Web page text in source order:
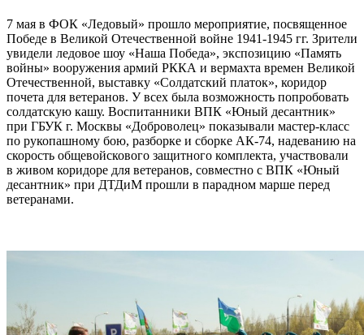
7 мая в ФОК «Ледовый» прошло мероприятие, посвященное
Победе в Великой Отечественной войне 1941-1945 гг. Зрители
увидели ледовое шоу «Наша Победа», экспозицию «Память
войны» вооружения армий РККА и вермахта времен Великой
Отечественной, выставку «Солдатский платок», коридор
почета для ветеранов. У всех была возможность попробовать
солдатскую кашу. Воспитанники ВПК «Юный десантник»
при ГБУК г. Москвы «Доброволец» показывали мастер-класс
по рукопашному бою, разборке и сборке АК-74, надеванию на
скорость общевойскового защитного комплекта, участвовали
в живом коридоре для ветеранов, совместно с ВПК «Юный
десантник» при ДТДиМ прошли в парадном марше перед
ветеранами.